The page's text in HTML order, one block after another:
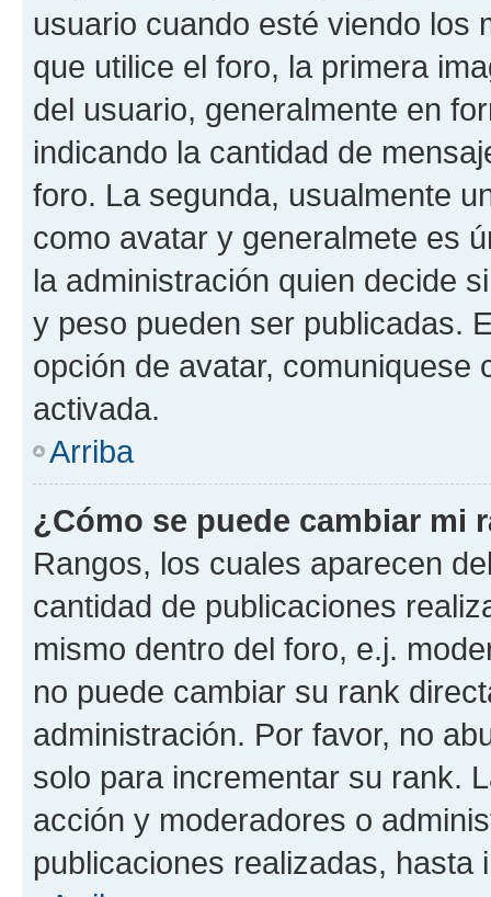
usuario cuando esté viendo los
que utilice el foro, la primera
del usuario, generalmente en
indicando la cantidad de
foro. La segunda, usualmente
como avatar y generalmete es
la administración quien decide
y peso pueden ser publicadas.
opción de avatar, comuniquese
activada.
Arriba
¿Cómo se puede cambiar mi
Rangos, los cuales aparecen
cantidad de publicaciones
mismo dentro del foro, e.j.
no puede cambiar su rank
administración. Por favor, no
solo para incrementar su rank.
acción y moderadores o
publicaciones realizadas, hasta